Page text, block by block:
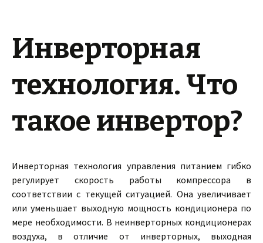
Инверторная
технология. Что
такое инвертор?
Инверторная технология управления питанием гибко
регулирует скорость работы компрессора в
соответствии с текущей ситуацией. Она увеличивает
или уменьшает выходную мощность кондиционера по
мере необходимости. В неинверторных кондиционерах
воздуха, в отличие от инверторных, выходная